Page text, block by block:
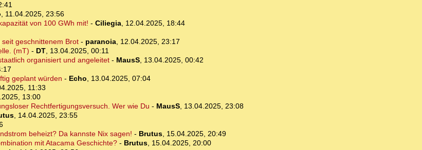
, 11.04.2025, 23:56
von 100 GWh mit! - Ciliegia, 12.04.2025, 18:44
geschnittenem Brot- paranoia, 12.04.2025, 23:17
(mT) - DT, 13.04.2025, 00:11
organisiert und angeleitet- MausS, 13.04.2025, 00:42
geplant würden - Echo, 13.04.2025, 07:04
11:33
13:00
Rechtfertigungsversuch. Wer wie Du - MausS, 13.04.2025, 23:08
, 14.04.2025, 23:55
beheizt? Da kannste Nix sagen! - Brutus, 15.04.2025, 20:49
mit Atacama Geschichte?- Brutus, 15.04.2025, 20:00